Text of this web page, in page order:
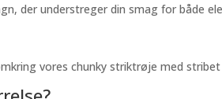
der understreger din smag for både
vores chunky striktrøje med